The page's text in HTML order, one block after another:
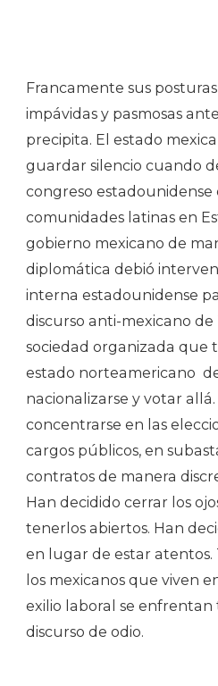
Francamente sus
impávidas y pasmosas
precipita. El estado
guardar silencio cuando
congreso estadounidense
comunidades latinas en
gobierno mexicano de
diplomática debió
interna estadounidense
discurso anti-mexicano
sociedad organizada que
estado norteamericano
nacionalizarse y votar
concentrarse en las
cargos públicos, en
contratos de manera
Han decidido cerrar los
tenerlos abiertos. Han
en lugar de estar atentos.
los mexicanos que viven
exilio laboral se enfrentan
discurso de odio.